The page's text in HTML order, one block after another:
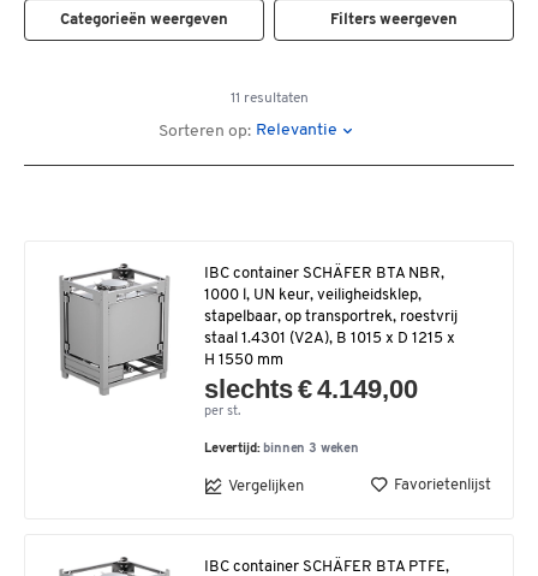
Categorieën weergeven Filters weergeven
11 resultaten
Sorteren op: Relevantie
IBC container SCHÄFER BTA NBR,
1000 l, UN keur, veiligheidsklep,
stapelbaar, op transportrek, roestvrij
staal 1.4301 (V2A), B 1015 x D 1215 x
H 1550 mm
slechts € 4.149,00
per st.
Levertijd: binnen 3 weken
Vergelijken Favorietenlijst
IBC container SCHÄFER BTA PTFE,